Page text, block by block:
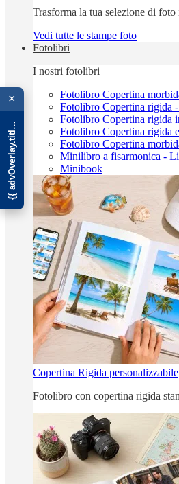
Trasforma la tua selezione di
Vedi tutte le stampe foto
Fotolibri
I nostri fotolibri
Fotolibro Copertina
Fotolibro Copertina rigida
Fotolibro Copertina rigida
Fotolibro Copertina rigida
Fotolibro Copertina
Minilibro a fisarmonica -
Minibook
Copertina Rigida personalizzabile
Fotolibro con copertina rigida
×
{{ advOverlay.title || 'Promo' }}